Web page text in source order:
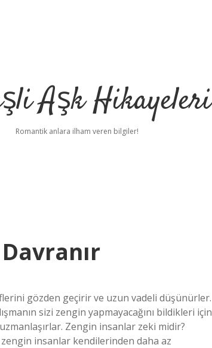
Aşk Hikayeleri
Romantik anlara ilham veren bilgiler!
gözden geçirir ve uzun vadeli düşünürler.
sizi zengin yapmayacağını bildikleri için
Zengin insanlar zeki midir?
insanlar kendilerinden daha az